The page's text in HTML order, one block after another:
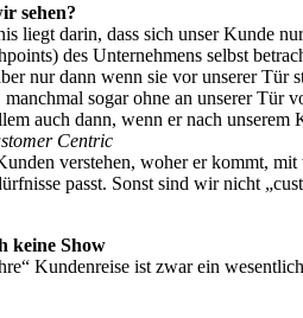
sehen?
liegt darin, dass sich unser Kunde
des Unternehmens selbst
nur dann wenn sie vor unserer
manchmal sogar ohne an unserer
auch dann, wenn er nach unserem
verstehen, woher er kommt,
passt. Sonst sind wir nicht
keine Show
Kundenreise ist zwar ein